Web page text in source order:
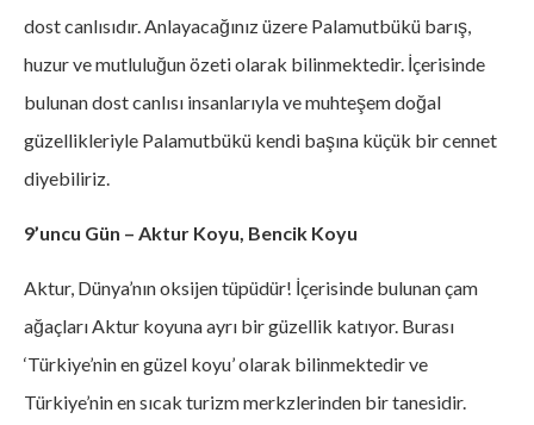
dost canlısıdır. Anlayacağınız üzere Palamutbükü barış,
huzur ve mutluluğun özeti olarak bilinmektedir. İçerisinde
bulunan dost canlısı insanlarıyla ve muhteşem doğal
güzellikleriyle Palamutbükü kendi başına küçük bir cennet
diyebiliriz.
9’uncu Gün – Aktur Koyu, Bencik Koyu
Aktur, Dünya’nın oksijen tüpüdür! İçerisinde bulunan çam
ağaçları Aktur koyuna ayrı bir güzellik katıyor. Burası
‘Türkiye’nin en güzel koyu’ olarak bilinmektedir ve
Türkiye’nin en sıcak turizm merkzlerinden bir tanesidir.